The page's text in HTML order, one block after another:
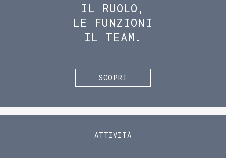
IL RUOLO,
LE FUNZIONI
IL TEAM.
SCOPRI
ATTIVITÀ